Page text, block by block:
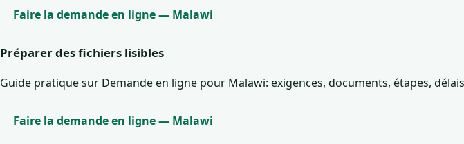
Faire la demande en ligne — Malawi
Préparer des fichiers lisibles
Guide pratique sur Demande en ligne pour Malawi: exigences, documents, étapes,
Faire la demande en ligne — Malawi